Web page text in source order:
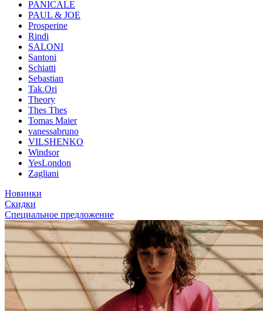
PANICALE
PAUL & JOE
Prosperine
Rindi
SALONI
Santoni
Schiatti
Sebastian
Tak.Ori
Theory
Thes Thes
Tomas Maier
vanessabruno
VILSHENKO
Windsor
YesLondon
Zagliani
Новинки
Скидки
Специальное предложение